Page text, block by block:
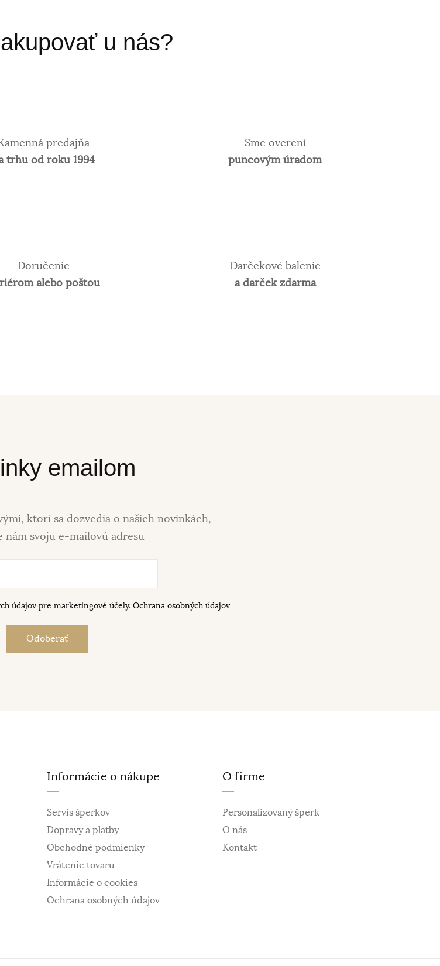
u nás?
predajňa
trhu od roku 1994
Sme overení
puncovým úradom
Doručenie
alebo poštou
Darčekové balenie
a darček zdarma
emailom
ktorí sa dozvedia o našich novinkách,
nám svoju e-mailovú adresu
údajov pre marketingové účely. Ochrana osobných údajov
Informácie o nákupe
Servis šperkov
Dopravy a platby
Obchodné podmienky
Vrátenie tovaru
Informácie o cookies
Ochrana osobných údajov
O firme
Personalizovaný šperk
O nás
Kontakt